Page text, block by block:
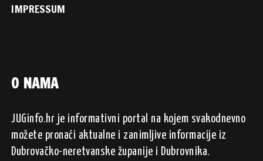
IMPRESSUM
O NAMA
JUGinfo.hr je informativni portal na kojem svakodnevno
možete pronaći aktualne i zanimljive informacije iz
Dubrovačko-neretvanske županije i Dubrovnika.